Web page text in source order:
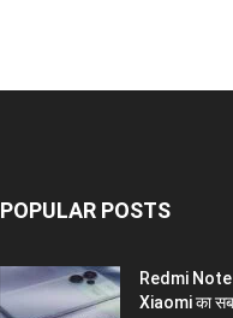
POPULAR POSTS
Redmi
Xiaomi का